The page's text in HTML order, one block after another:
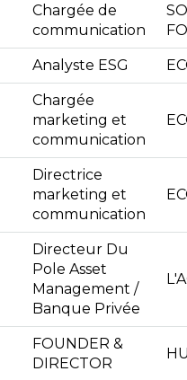
Chargée de
communication
Analyste ESG
Chargée
marketing et
communication
Directrice
marketing et
communication
Directeur Du
Pole Asset
Management /
Banque Privée
FOUNDER &
DIRECTOR